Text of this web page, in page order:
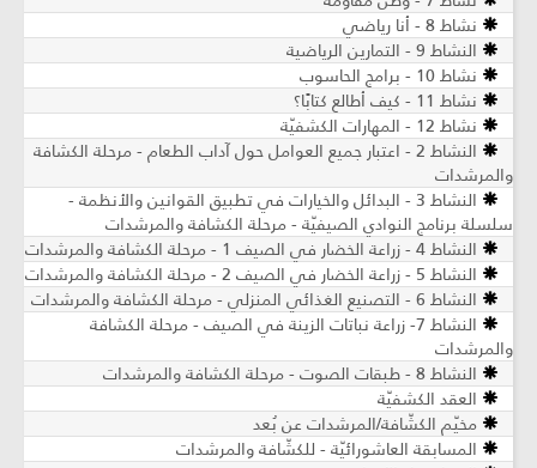
نشاط 8 - أنا رياضي
النشاط 9 - التمارين الرياضية
نشاط 10 - برامج الحاسوب
نشاط 11 - كيف أطالع كتابًا؟
نشاط 12 - المهارات الكشفيّة
النشاط 2 - اعتبار جميع العوامل حول آداب الطعام - مرحلة الكشافة
والمرشدات
النشاط 3 - البدائل والخيارات في تطبيق القوانين والأنظمة -
سلسلة برنامج النوادي الصيفيّة - مرحلة الكشافة والمرشدات
النشاط 4 - زراعة الخضار في الصيف 1 - مرحلة الكشافة والمرشدات
النشاط 5 - زراعة الخضار في الصيف 2 - مرحلة الكشافة والمرشدات
النشاط 6 - التصنيع الغذائي المنزلي - مرحلة الكشافة والمرشدات
النشاط 7- زراعة نباتات الزينة في الصيف ​- مرحلة الكشافة
والمرشدات
النشاط 8 - طبقات الصوت - مرحلة الكشافة والمرشدات
العقد الكشفيّة
مخيّم الكشّافة/المرشدات عن بُعد
المسابقة العاشورائيّة - للكشّافة والمرشدات